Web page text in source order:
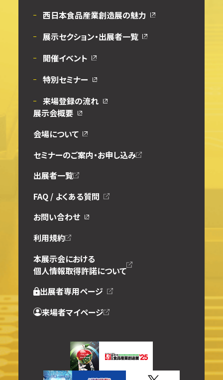
西日本食品産業創造展の魅力
展示セクション・出展者一覧
開催イベント
特別セミナー
来場登録の流れ
展示会概要
会場について
セミナーのご案内・お申し込み
出展者一覧
FAQ / よくある質問
お問い合わせ
利用規約
本展示会における
個人情報取得許諾について
出展者専用ページ
来場者マイページ